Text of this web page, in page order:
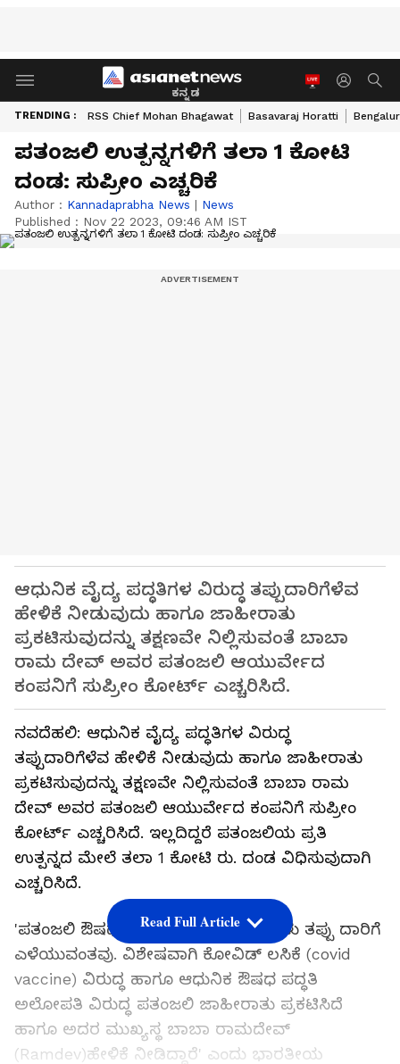
ಕನ್ನಡ
TRENDING : RSS Chief Mohan Bhagawat Basavaraj Horatti
ಪತಂಜಲಿ ಉತ್ಪನ್ನಗಳಿಗೆ ತಲಾ 1 ಕೋಟಿ
ದಂಡ: ಸುಪ್ರೀಂ ಎಚ್ಚರಿಕೆ
Author : Kannadaprabha News | News
Published : Nov 22 2023, 09:46 AM IST
ಆಧುನಿಕ ವೈದ್ಯ ಪದ್ಧತಿಗಳ ವಿರುದ್ಧ ತಪ್ಪುದಾರಿಗೆಳೆವ
ಹೇಳಿಕೆ ನೀಡುವುದು ಹಾಗೂ ಜಾಹೀರಾತು
ಪ್ರಕಟಿಸುವುದನ್ನು ತಕ್ಷಣವೇ ನಿಲ್ಲಿಸುವಂತೆ ಬಾಬಾ
ರಾಮ ದೇವ್ ಅವರ ಪತಂಜಲಿ ಆಯುರ್ವೇದ
ಕಂಪನಿಗೆ ಸುಪ್ರೀಂ ಕೋರ್ಟ್ ಎಚ್ಚರಿಸಿದೆ.
ನವದೆಹಲಿ: ಆಧುನಿಕ ವೈದ್ಯ ಪದ್ಧತಿಗಳ ವಿರುದ್ಧ
ತಪ್ಪುದಾರಿಗೆಳೆವ ಹೇಳಿಕೆ ನೀಡುವುದು ಹಾಗೂ ಜಾಹೀರಾತು
ಪ್ರಕಟಿಸುವುದನ್ನು ತಕ್ಷಣವೇ ನಿಲ್ಲಿಸುವಂತೆ ಬಾಬಾ ರಾಮ
ದೇವ್ ಅವರ ಪತಂಜಲಿ ಆಯುರ್ವೇದ ಕಂಪನಿಗೆ ಸುಪ್ರೀಂ
ಕೋರ್ಟ್ ಎಚ್ಚರಿಸಿದೆ. ಇಲ್ಲದಿದ್ದರೆ ಪತಂಜಲಿಯ ಪ್ರತಿ
ಉತ್ಪನ್ನದ ಮೇಲೆ ತಲಾ 1 ಕೋಟಿ ರು. ದಂಡ ವಿಧಿಸುವುದಾಗಿ
ಎಚ್ಚರಿಸಿದೆ.
'ಪತಂಜಲಿ ಔಷಧ ಉತ್ಪನ್ನಗಳ ಜಾಹೀರಾತುಗಳು ತಪ್ಪು ದಾರಿಗೆ
ಎಳೆಯುವಂತವು. ವಿಶೇಷವಾಗಿ ಕೋವಿಡ್ ಲಸಿಕೆ (covid
vaccine) ವಿರುದ್ಧ ಹಾಗೂ ಆಧುನಿಕ ಔಷಧ ಪದ್ಧತಿ
ಅಲೋಪತಿ ವಿರುದ್ಧ ಪತಂಜಲಿ ಜಾಹೀರಾತು ಪ್ರಕಟಿಸಿದೆ
ಹಾಗೂ ಅದರ ಮುಖ್ಯಸ್ಥ ಬಾಬಾ ರಾಮದೇವ್
(Ramdev)ಹೇಳಿಕೆ ನೀಡಿದ್ದಾರೆ' ಎಂದು ಭಾರತೀಯ
Read Full Article